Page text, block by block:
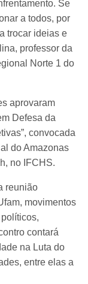
Se
a todos, por
trocar ideias e
professor da
Norte 1 do
aprovaram
Defesa da
convocada
do Amazonas
no IFCHS.
reunião
movimentos
contará
na Luta do
entre elas a